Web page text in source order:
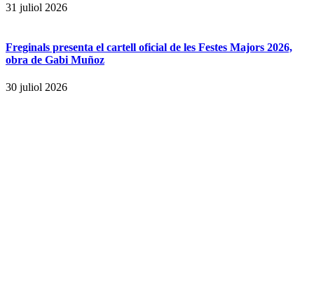
31 juliol 2026
Freginals presenta el cartell oficial de les Festes Majors 2026,
obra de Gabi Muñoz
30 juliol 2026